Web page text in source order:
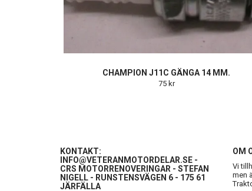
CHAMPION J11C GÄNGA 14 MM.
75 kr
KONTAKT:
INFO@VETERANMOTORDELAR.SE -
CRS MOTORRENOVERINGAR - STEFAN
NIGELL - RUNSTENSVÄGEN 6 - 175 61
JÄRFÄLLA
OM
Vi
men